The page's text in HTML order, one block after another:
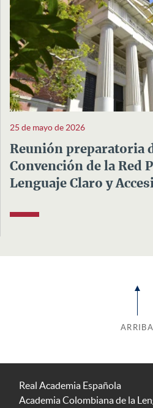
25 de mayo de 2026
Reunión preparatoria
Convención de la Red
Lenguaje Claro y
ARRIBA
Real Academia Española
Academia Colombiana de la